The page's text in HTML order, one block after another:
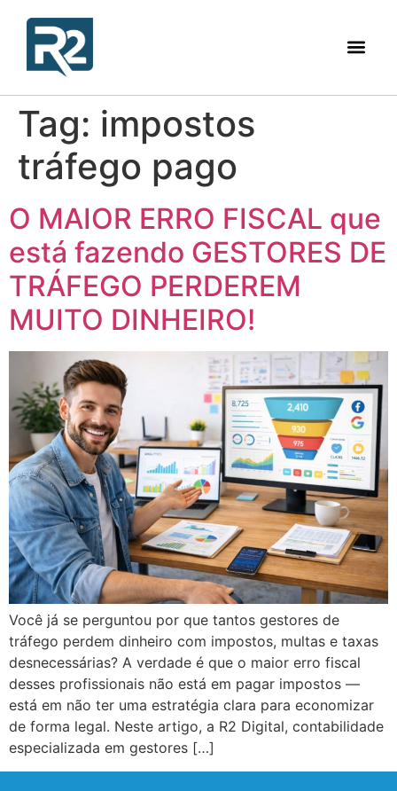
Tag: impostos
tráfego pago
O MAIOR ERRO FISCAL que
está fazendo GESTORES DE
TRÁFEGO PERDEREM
MUITO DINHEIRO!
Você já se perguntou por que tantos gestores de
tráfego perdem dinheiro com impostos, multas e taxas
desnecessárias? A verdade é que o maior erro fiscal
desses profissionais não está em pagar impostos —
está em não ter uma estratégia clara para economizar
de forma legal. Neste artigo, a R2 Digital, contabilidade
especializada em gestores […]